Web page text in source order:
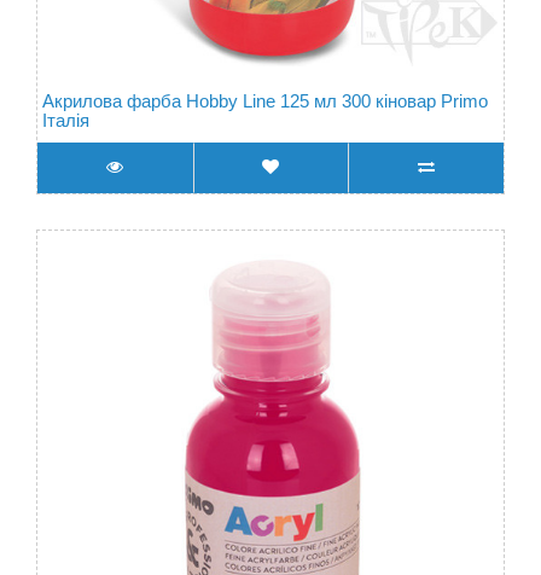
Акрилова фарба Hobby Line 125 мл 300 кіновар Primo
Італія